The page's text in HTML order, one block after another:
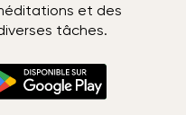
et des
tâches.